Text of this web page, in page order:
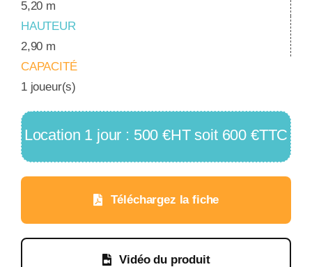
5,20 m
HAUTEUR
2,90 m
CAPACITÉ
1 joueur(s)
Location 1 jour : 500 €HT soit 600 €TTC
Téléchargez la fiche
Vidéo du produit